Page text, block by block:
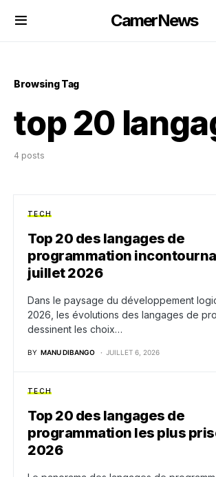
CamerNews
Browsing Tag
top 20
4 posts
TECH
Top 20 des langages de
programmation
juillet 2026
Dans le paysage du développement
2026, les évolutions des langages de
dessinent les choix…
BY MANU DIBANGO JUILLET 6, 2026
TECH
Top 20 des langages de
programmation les plus
2026